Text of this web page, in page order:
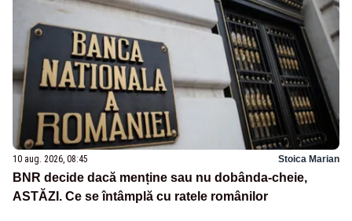
10 aug. 2026, 08:45 Stoica Marian
BNR decide dacă menține sau nu dobânda-cheie,
ASTĂZI. Ce se întâmplă cu ratele românilor